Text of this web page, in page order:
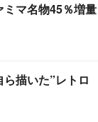
マ名物45％増量
描いた”レトロ